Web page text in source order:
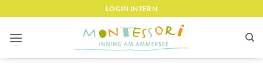
springen
LOGIN INTERN